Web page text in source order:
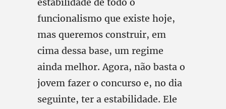
funcionalismo que existe hoje,
mas queremos construir, em
cima dessa base, um regime
ainda melhor. Agora, não basta o
jovem fazer o concurso e, no dia
seguinte, ter a estabilidade. Ele